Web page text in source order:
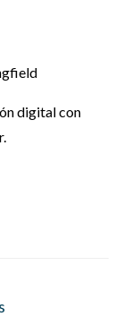
digital con